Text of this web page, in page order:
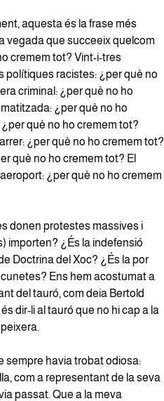
aquesta és la frase més
vegada que succeeix quelcom
cremem tot? Vint-i-tres
polítiques racistes: ¿per què no
criminal: ¿per què no ho
¿per què no ho
què no ho cremem tot?
¿per què no ho cremem tot?
què no ho cremem tot? El
¿per què no ho cremem
donen protestes massives i
importen? ¿És la indefensió
Doctrina del Xoc? ¿És la por
Ens hem acostumat a
del tauró, com deia Bertold
dir-li al tauró que no hi cap a la
sempre havia trobat odiosa:
com a representant de la seva
passat. Que a la meva